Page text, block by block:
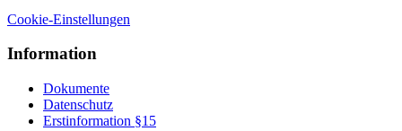
Cookie-Einstellungen
Information
Dokumente
Datenschutz
Erstinformation §15